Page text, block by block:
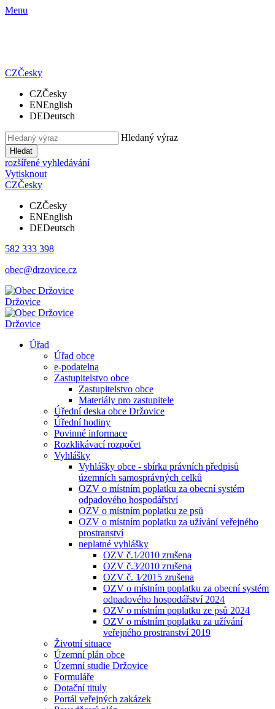
Menu
CZČesky
CZČesky
ENEnglish
DEDeutsch
Hledaný výraz
Hledat
rozšířené vyhledávání
Vytisknout
CZČesky
CZČesky
ENEnglish
DEDeutsch
582 333 398
obec@drzovice.cz
Držovice
Držovice
Úřad
Úřad obce
e-podatelna
Zastupitelstvo obce
Zastupitelstvo obce
Materiály pro zastupitele
Úřední deska obce Držovice
Úřední hodiny
Povinné informace
Rozklikávací rozpočet
Vyhlášky
Vyhlášky obce - sbírka právních předpisů
územních samosprávných celků
OZV o místním poplatku za obecní systém
odpadového hospodářství
OZV o místním poplatku ze psů
OZV o místním poplatku za užívání veřejného
prostranství
neplatné vyhlášky
OZV č.1⁄2010 zrušena
OZV č.3⁄2010 zrušena
OZV č. 1⁄2015 zrušena
OZV o místním poplatku za obecní systém
odpadového hospodářství 2024
OZV o místním poplatku ze psů 2024
OZV o místním poplatku za užívání
veřejného prostranství 2019
Životní situace
Územní plán obce
Územní studie Držovice
Formuláře
Dotační tituly
Portál veřejných zakázek